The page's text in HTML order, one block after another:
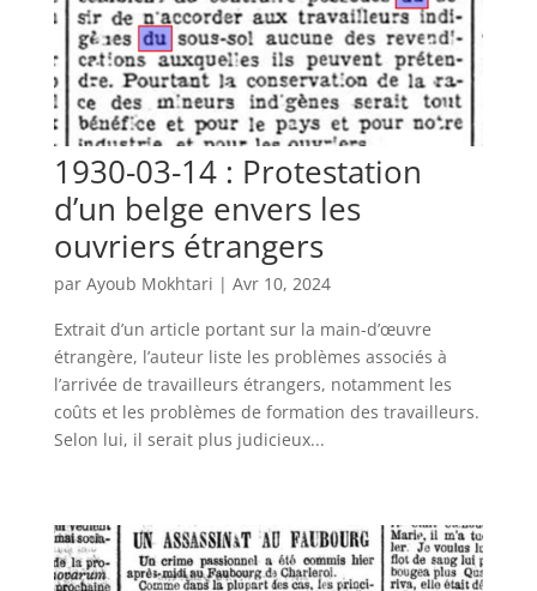
1930-03-14 : Protestation
d’un belge envers les
ouvriers étrangers
par Ayoub Mokhtari | Avr 10, 2024
Extrait d’un article portant sur la main-d’œuvre
étrangère, l’auteur liste les problèmes associés à
l’arrivée de travailleurs étrangers, notamment les
coûts et les problèmes de formation des travailleurs.
Selon lui, il serait plus judicieux...